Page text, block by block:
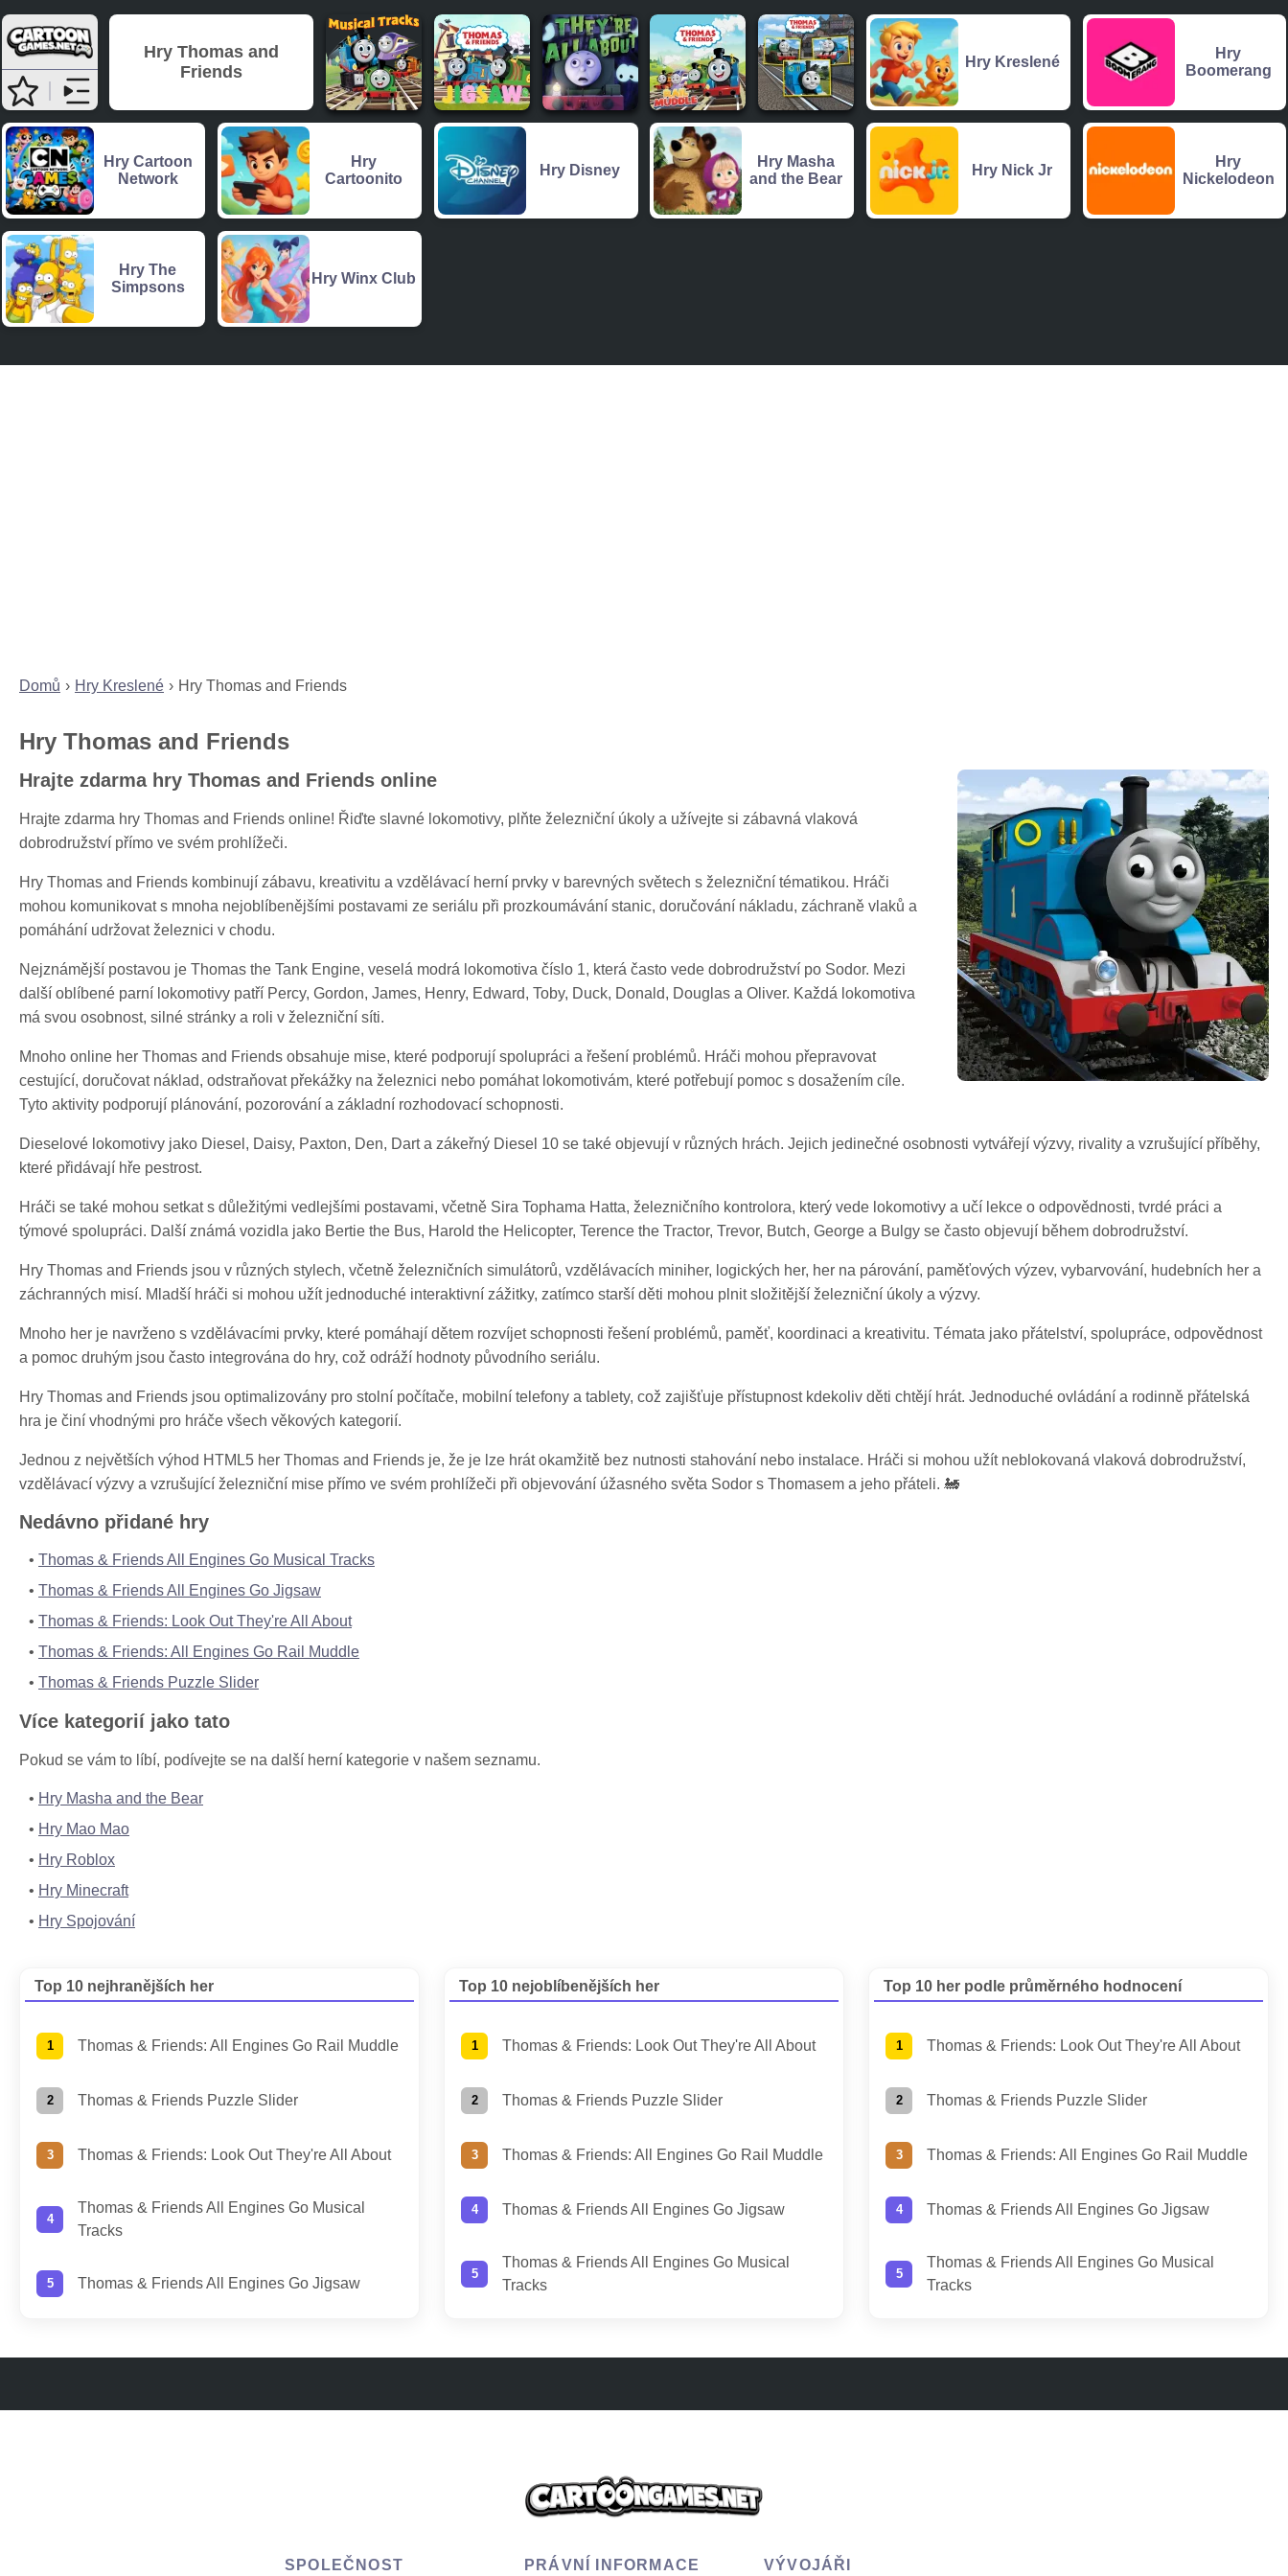
Domů Hry Kreslené Hry Thomas and Friends
Hry Thomas and Friends
Hrajte zdarma hry Thomas and Friends online
Hrajte zdarma hry Thomas and Friends online! Řiďte slavné lokomotivy, plňte železniční úkoly a užívejte si zábavná vlaková
dobrodružství přímo ve svém prohlížeči.
Hry Thomas and Friends kombinují zábavu, kreativitu a vzdělávací herní prvky v barevných světech s železniční tématikou. Hráči
mohou komunikovat s mnoha nejoblíbenějšími postavami ze seriálu při prozkoumávání stanic, doručování nákladu, záchraně vlaků a
pomáhání udržovat železnici v chodu.
Nejznámější postavou je Thomas the Tank Engine, veselá modrá lokomotiva číslo 1, která často vede dobrodružství po Sodor. Mezi
další oblíbené parní lokomotivy patří Percy, Gordon, James, Henry, Edward, Toby, Duck, Donald, Douglas a Oliver. Každá lokomotiva
má svou osobnost, silné stránky a roli v železniční síti.
Mnoho online her Thomas and Friends obsahuje mise, které podporují spolupráci a řešení problémů. Hráči mohou přepravovat
cestující, doručovat náklad, odstraňovat překážky na železnici nebo pomáhat lokomotivám, které potřebují pomoc s dosažením cíle.
Tyto aktivity podporují plánování, pozorování a základní rozhodovací schopnosti.
Dieselové lokomotivy jako Diesel, Daisy, Paxton, Den, Dart a zákeřný Diesel 10 se také objevují v různých hrách. Jejich jedinečné osobnosti vytvářejí výzvy, rivality a vzrušující příběhy,
které přidávají hře pestrost.
Hráči se také mohou setkat s důležitými vedlejšími postavami, včetně Sira Tophama Hatta, železničního kontrolora, který vede lokomotivy a učí lekce o odpovědnosti, tvrdé práci a
týmové spolupráci. Další známá vozidla jako Bertie the Bus, Harold the Helicopter, Terence the Tractor, Trevor, Butch, George a Bulgy se často objevují během dobrodružství.
Hry Thomas and Friends jsou v různých stylech, včetně železničních simulátorů, vzdělávacích miniher, logických her, her na párování, paměťových výzev, vybarvování, hudebních her a
záchranných misí. Mladší hráči si mohou užít jednoduché interaktivní zážitky, zatímco starší děti mohou plnit složitější železniční úkoly a výzvy.
Mnoho her je navrženo s vzdělávacími prvky, které pomáhají dětem rozvíjet schopnosti řešení problémů, paměť, koordinaci a kreativitu. Témata jako přátelství, spolupráce, odpovědnost
a pomoc druhým jsou často integrována do hry, což odráží hodnoty původního seriálu.
Hry Thomas and Friends jsou optimalizovány pro stolní počítače, mobilní telefony a tablety, což zajišťuje přístupnost kdekoliv děti chtějí hrát. Jednoduché ovládání a rodinně přátelská
hra je činí vhodnými pro hráče všech věkových kategorií.
Jednou z největších výhod HTML5 her Thomas and Friends je, že je lze hrát okamžitě bez nutnosti stahování nebo instalace. Hráči si mohou užít neblokovaná vlaková dobrodružství,
vzdělávací výzvy a vzrušující železniční mise přímo ve svém prohlížeči při objevování úžasného světa Sodor s Thomasem a jeho přáteli. 🚂
Nedávno přidané hry
Thomas & Friends All Engines Go Musical Tracks
Thomas & Friends All Engines Go Jigsaw
Thomas & Friends: Look Out They're All About
Thomas & Friends: All Engines Go Rail Muddle
Thomas & Friends Puzzle Slider
Více kategorií jako tato
Pokud se vám to líbí, podívejte se na další herní kategorie v našem seznamu.
Hry Masha and the Bear
Hry Mao Mao
Hry Roblox
Hry Minecraft
Hry Spojování
Top 10 nejhranějších her
Thomas & Friends: All Engines Go Rail Muddle
Thomas & Friends Puzzle Slider
Thomas & Friends: Look Out They're All About
Thomas & Friends All Engines Go Musical
Tracks
Thomas & Friends All Engines Go Jigsaw
Top 10 nejoblíbenějších her
Thomas & Friends: Look Out They're All About
Thomas & Friends Puzzle Slider
Thomas & Friends: All Engines Go Rail Muddle
Thomas & Friends All Engines Go Jigsaw
Thomas & Friends All Engines Go Musical
Tracks
Top 10 her podle průměrného hodnocení
Thomas & Friends: Look Out They're All About
Thomas & Friends Puzzle Slider
Thomas & Friends: All Engines Go Rail Muddle
Thomas & Friends All Engines Go Jigsaw
Thomas & Friends All Engines Go Musical
Tracks
Hry Thomas and
Friends
Hry Kreslené
Hry
Boomerang
Hry Cartoon
Network
Hry
Cartoonito
Hry Disney
Hry Masha
and the Bear
Hry Nick Jr
Hry
Nickelodeon
Hry The
Simpsons
Hry Winx Club
SPOLEČNOST PRÁVNÍ INFORMACE VÝVOJÁŘI